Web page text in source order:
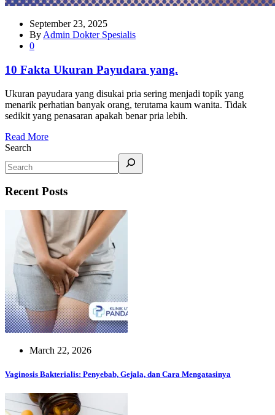
September 23, 2025
By Admin Dokter Spesialis
0
10 Fakta Ukuran Payudara yang.
Ukuran payudara yang disukai pria sering menjadi topik yang
menarik perhatian banyak orang, terutama kaum wanita. Tidak
sedikit yang penasaran apakah benar pria lebih.
Read More
Search
Recent Posts
March 22, 2026
Vaginosis Bakterialis: Penyebab, Gejala, dan Cara Mengatasinya